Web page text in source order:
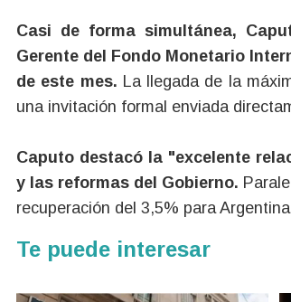
Casi de forma simultánea,
Gerente del Fondo Monetario
de este mes. La llegada de la
una invitación formal enviada
Caputo destacó la "excelente
y las reformas del Gobierno.
recuperación del 3,5% para
Te puede interesar